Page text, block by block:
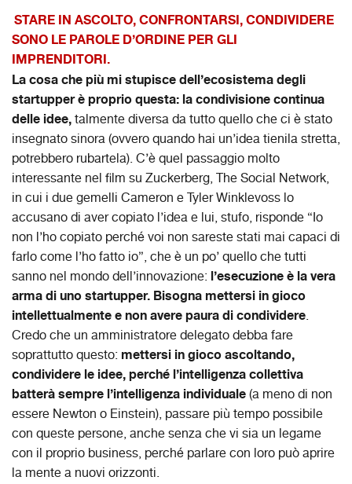
STARE IN ASCOLTO, CONFRONTARSI, CONDIVIDERE
SONO LE PAROLE D’ORDINE PER GLI
IMPRENDITORI.
La cosa che più mi stupisce dell’ecosistema degli
startupper è proprio questa: la condivisione continua
delle idee,talmente diversa da tutto quello che ci è stato
insegnato sinora (ovvero quando hai un’idea tienila stretta,
potrebbero rubartela). C’è quel passaggio molto
interessante nel film su Zuckerberg, The Social Network,
in cui i due gemelli Cameron e Tyler Winklevoss lo
accusano di aver copiato l’idea e lui, stufo, risponde “Io
non l’ho copiato perché voi non sareste stati mai capaci di
farlo come l’ho fatto io”, che è un po’ quello che tutti
sanno nel mondo dell’innovazione: l’esecuzione è la vera
arma di uno startupper. Bisogna mettersi in gioco
intellettualmente e non avere paura di condividere.
Credo che un amministratore delegato debba fare
soprattutto questo: mettersi in gioco ascoltando,
condividere le idee, perché l’intelligenza collettiva
batterà sempre l’intelligenza individuale(a meno di non
essere Newton o Einstein), passare più tempo possibile
con queste persone, anche senza che vi sia un legame
con il proprio business, perché parlare con loro può aprire
la mente a nuovi orizzonti.